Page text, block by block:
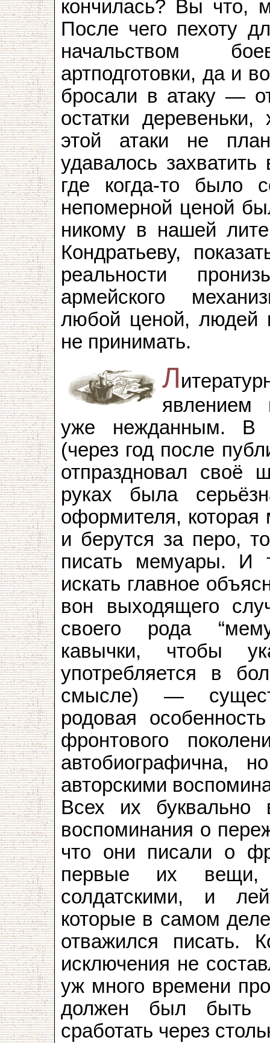
кончилась? Вы что,
После чего пехоту
начальством
артподготовки, да и
бросали в атаку —
остатки деревеньки,
этой атаки не
удавалось
где когда-то было
непомерной ценой
никому в нашей
Кондратьеву,
реальности
армейского
любой ценой, людей
не принимать.
Л
явлением
уже нежданным. В
(через год после
отпраздновал своё
руках была
оформителя, которая
и берутся за перо,
писать мемуары. И
искать главное
вон выходящего
своего рода
кавычки, чтобы
употребляется в
смысле) —
родовая
фронтового
автобиографична,
авторскими
Всех их буквально
воспоминания о
что они писали о
первые их вещи,
солдатскими, и
которые в самом
отважился писать.
исключения не
уж много времени
должен был быть
сработать через